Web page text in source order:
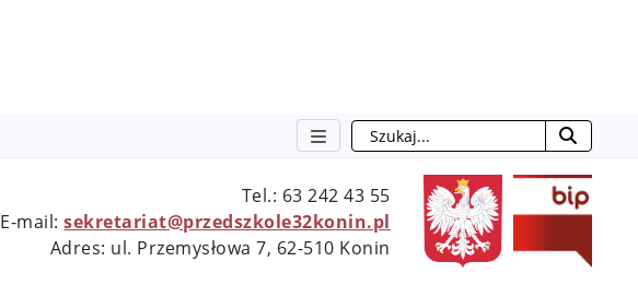
Szukaj
Tel.: 63 242 43 55
E-mail:sekretariat@przedszkole32konin.pl
Adres: ul. Przemysłowa 7, 62-510 Konin